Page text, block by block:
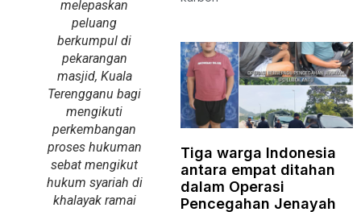
melepaskan
peluang
berkumpul di
pekarangan
masjid, Kuala
Terengganu bagi
mengikuti
perkembangan
proses hukuman
sebat mengikut
hukum syariah di
khalayak ramai
Tiga warga Indonesia
antara empat ditahan
dalam Operasi
Pencegahan Jenayah